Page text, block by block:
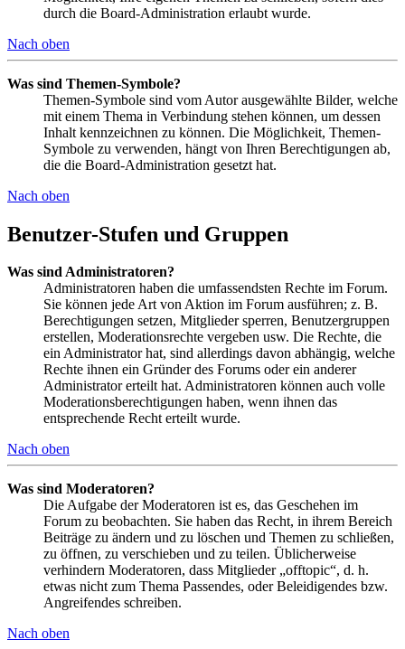
durch die Board-Administration erlaubt wurde.
Nach oben
Was sind Themen-Symbole?
Themen-Symbole sind vom Autor ausgewählte Bilder, welche
mit einem Thema in Verbindung stehen können, um dessen
Inhalt kennzeichnen zu können. Die Möglichkeit, Themen-
Symbole zu verwenden, hängt von Ihren Berechtigungen ab,
die die Board-Administration gesetzt hat.
Nach oben
Benutzer-Stufen und Gruppen
Was sind Administratoren?
Administratoren haben die umfassendsten Rechte im Forum.
Sie können jede Art von Aktion im Forum ausführen; z. B.
Berechtigungen setzen, Mitglieder sperren, Benutzergruppen
erstellen, Moderationsrechte vergeben usw. Die Rechte, die
ein Administrator hat, sind allerdings davon abhängig, welche
Rechte ihnen ein Gründer des Forums oder ein anderer
Administrator erteilt hat. Administratoren können auch volle
Moderationsberechtigungen haben, wenn ihnen das
entsprechende Recht erteilt wurde.
Nach oben
Was sind Moderatoren?
Die Aufgabe der Moderatoren ist es, das Geschehen im
Forum zu beobachten. Sie haben das Recht, in ihrem Bereich
Beiträge zu ändern und zu löschen und Themen zu schließen,
zu öffnen, zu verschieben und zu teilen. Üblicherweise
verhindern Moderatoren, dass Mitglieder „offtopic“, d. h.
etwas nicht zum Thema Passendes, oder Beleidigendes bzw.
Angreifendes schreiben.
Nach oben